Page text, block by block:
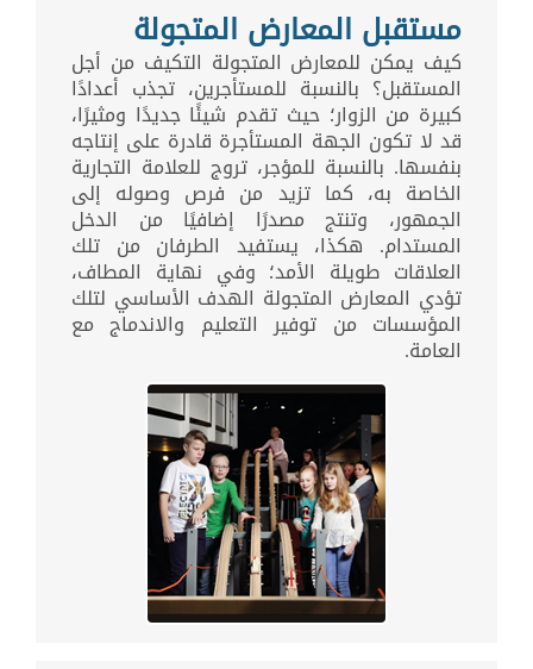
مستقبل المعارض المتجولة
كيف يمكن للمعارض المتجولة التكيف من أجل
المستقبل؟ بالنسبة للمستأجرين، تجذب أعدادًا
كبيرة من الزوار؛ حيث تقدم شيئًا جديدًا ومثيرًا،
قد لا تكون الجهة المستأجرة قادرة على إنتاجه
بنفسها. بالنسبة للمؤجر، تروج للعلامة التجارية
الخاصة به، كما تزيد من فرص وصوله إلى
الجمهور، وتنتج مصدرًا إضافيًا من الدخل
المستدام. هكذا، يستفيد الطرفان من تلك
العلاقات طويلة الأمد؛ وفي نهاية المطاف،
تؤدي المعارض المتجولة الهدف الأساسي لتلك
المؤسسات من توفير التعليم والاندماج مع
العامة.